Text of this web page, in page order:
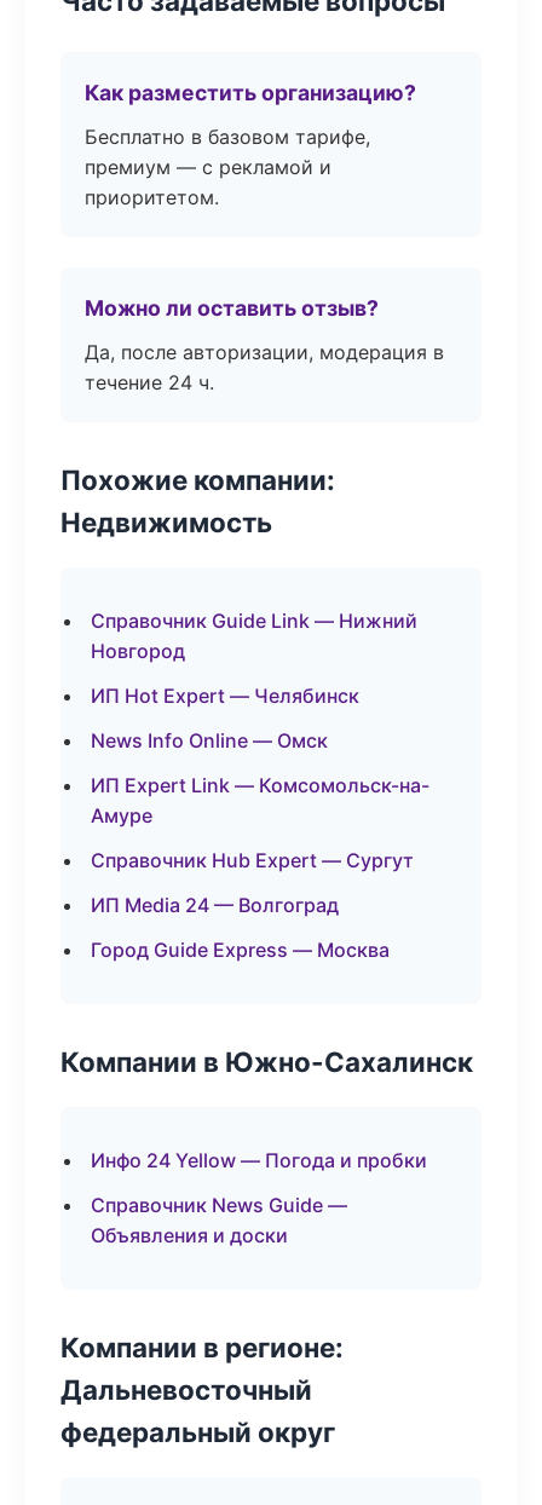
Как разместить организацию?
Бесплатно в базовом тарифе,
премиум — с рекламой и
приоритетом.
Можно ли оставить отзыв?
Да, после авторизации, модерация в
течение 24 ч.
Похожие компании:
Недвижимость
Справочник Guide Link — Нижний
Новгород
ИП Hot Expert — Челябинск
News Info Online — Омск
ИП Expert Link — Комсомольск-на-
Амуре
Справочник Hub Expert — Сургут
ИП Media 24 — Волгоград
Город Guide Express — Москва
Компании в Южно-Сахалинск
Инфо 24 Yellow — Погода и пробки
Справочник News Guide —
Объявления и доски
Компании в регионе:
Дальневосточный
федеральный округ